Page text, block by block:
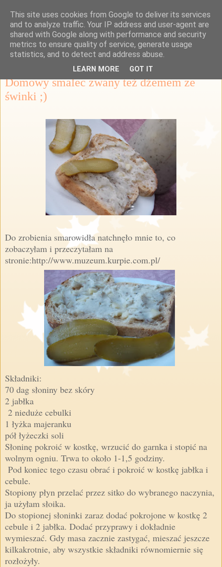
Przepisy Margaretki
Domowy smalec zwany też dżemem ze
świnki ;)
Do zrobienia smarowidła natchnęło mnie to, co
zobaczyłam i przeczytałam na
stronie:http://www.muzeum.kurpie.com.pl/
Składniki:
70 dag słoniny bez skóry
2 jabłka
2 nieduże cebulki
1 łyżka majeranku
pół łyżeczki soli
Słoninę pokroić w kostkę, wrzucić do garnka i stopić na
wolnym ogniu. Trwa to około 1-1,5 godziny.
Pod koniec tego czasu obrać i pokroić w kostkę jabłka i
cebule.
Stopiony płyn przelać przez sitko do wybranego naczynia,
ja użyłam słoika.
Do stopionej słoninki zaraz dodać pokrojone w kostkę 2
cebule i 2 jabłka. Dodać przyprawy i dokładnie
wymieszać. Gdy masa zacznie zastygać, mieszać jeszcze
kilkakrotnie, aby wszystkie składniki równomiernie się
rozłożyły.
This site uses cookies from Google to deliver its services
and to analyze traffic. Your IP address and user-agent are
shared with Google along with performance and security
metrics to ensure quality of service, generate usage
statistics, and to detect and address abuse.
LEARN MORE GOT IT